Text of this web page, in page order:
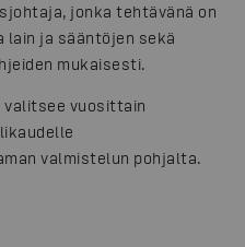
jonka tehtävänä on
lain ja sääntöjen sekä
mukaisesti.
valitsee vuosittain
valmistelun pohjalta.